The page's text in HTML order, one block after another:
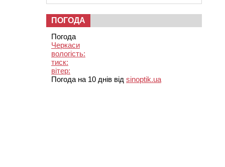
ПОГОДА
Погода
Черкаси
вологість:
тиск:
вітер:
Погода на 10 днів від sinoptik.ua